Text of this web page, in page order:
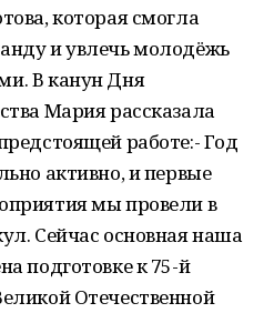
которая смогла
и увлечь молодёжь
В канун Дня
Мария рассказала
работе:- Год
активно, и первые
мы провели в
Сейчас основная наша
подготовке к 75-й
Отечественной